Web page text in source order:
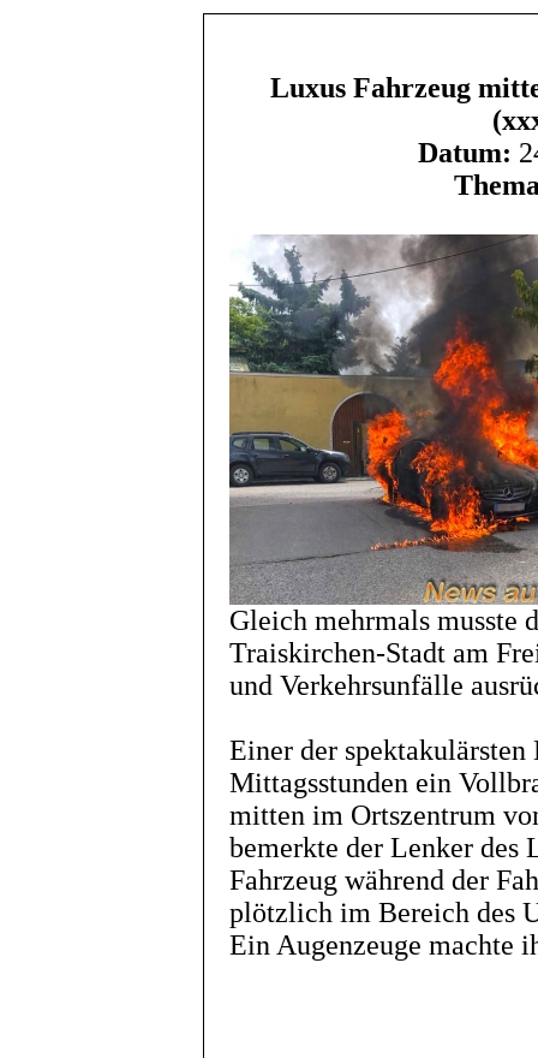
Luxus Fahrzeug
Datum:
Gleich mehrmals musste
Traiskirchen-Stadt am
und Verkehrsunfälle
Einer der spektakulärsten
Mittagsstunden ein
mitten im Ortszentrum
bemerkte der Lenker des
Fahrzeug während der
plötzlich im Bereich des
Ein Augenzeuge machte